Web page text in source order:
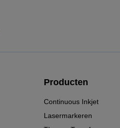
Producten
Continuous Inkjet
Lasermarkeren